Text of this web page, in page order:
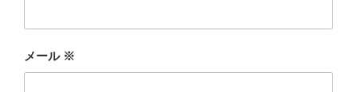
メール ※